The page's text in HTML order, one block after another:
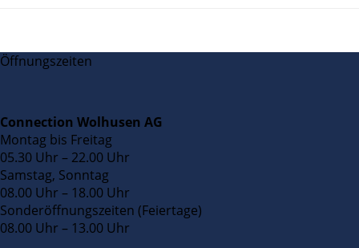
Öffnungszeiten
Connection Wolhusen AG
Montag bis Freitag
05.30 Uhr – 22.00 Uhr
Samstag, Sonntag
08.00 Uhr – 18.00 Uhr
Sonderöffnungszeiten (Feiertage)
08.00 Uhr – 13.00 Uhr